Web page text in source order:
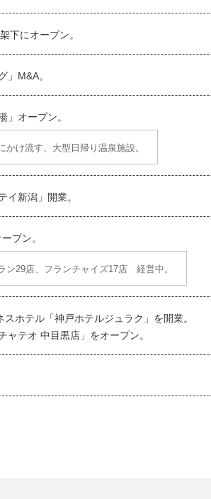
下にオープン。
」M&A。
」オープン。
け流す、大型日帰り温泉施設。
イ新潟」開業。
プン。
ン29店、フランチャイズ17店 経営中。
ホテル「神戸ホテルジュラク」を開業。
ャテオ 中目黒店」をオープン。